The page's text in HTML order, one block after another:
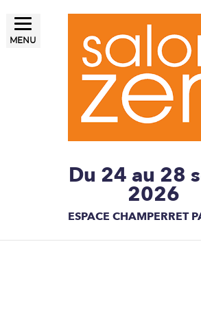
Du 24 au 28
2026
ESPACE CHAMPERRET
MENU